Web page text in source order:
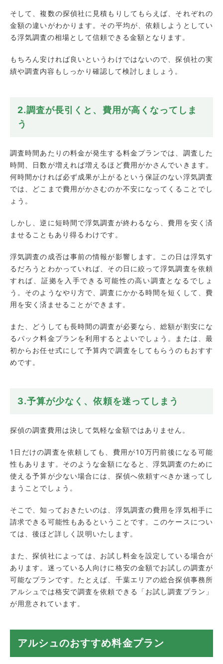
そして、複数の探偵社に見積もりしてもらえば、それぞれの
金額の違いがわかります。その平均が、依頼しようとしてい
る浮気調査の相場として信頼できる金額となります。
もちろん安ければ良いというわけではないので、探偵社の実
績や調査内容もしっかり確認して検討しましょう。
2.調査が長引くと、費用が高くなってしま
う
調査時間あたりの料金が発生する料金プランでは、調査した
時間、日数が増えれば増えるほど費用がかさんでいきます。
何時間かければ必ず成果が上がるという保証のない浮気調査
では、どこまで費用がかさむのか不安になってくることでし
ょう。
しかし、逆に短時間で浮気調査が終わるなら、費用を安く済
ませることもあり得るわけです。
浮気調査の成否は事前の情報が影響します。この日は浮気す
るだろうとわかっていれば、その日に絞って浮気調査を依頼
すれば、証拠を入手できる可能性の高い調査となるでしょ
う。そのようなやり方で、調査にかかる時間を短くして、費
用を安く済ませることができます。
また、どうしても長時間の調査が必要なら、総額が割安にな
るパック料金プランを利用するとよいでしょう。または、最
初からお任せ式にして予算内で調査をしてもらうのもおすす
めです。
3.予算が少なく、依頼を迷ってしまう
探偵の調査費用は決して気軽な金額ではありません。
1日だけの調査を依頼しても、費用が10万円前後になる可能
性もあります。そのような金額になると、浮気調査のために
使える予算が少ない場合には、探偵へ依頼すべきか迷ってし
まうことでしょう。
そこで、知っておきたいのは、浮気調査の費用を浮気相手に
請求できる可能性もあるということです。このケースについ
ては、後ほど詳しく説明いたします。
また、探偵社によっては、お試し料金を設定している場合が
あります。迷っている人向けに格安の金額でお試しの調査が
可能なプランです。たとえば、千葉エリアの総合探偵事務所
アルシュでは格安で調査を依頼できる「お試し調査プラン」
が用意されています。
アルシュのおすすめ料金プラン